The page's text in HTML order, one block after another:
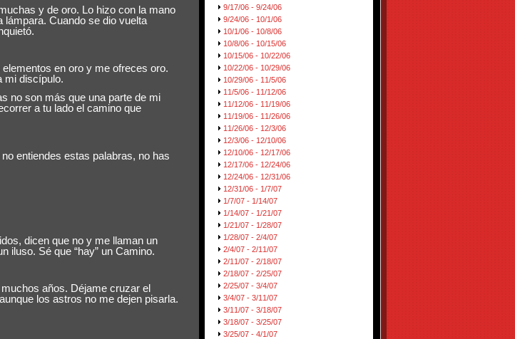
y de oro. Lo hizo con la mano
lámpara. Cuando se dio vuelta
en oro y me ofreces oro.
mi discípulo.
son más que una parte de mi
a tu lado el camino que
entiendes estas palabras, no has
dicen que no y me llaman un
iluso. Sé que “hay” un Camino.
años. Déjame cruzar el
los astros no me dejen pisarla.
9/17/06 - 9/24/06
9/24/06 - 10/1/06
10/1/06 - 10/8/06
10/8/06 - 10/15/06
10/15/06 - 10/22/06
10/22/06 - 10/29/06
10/29/06 - 11/5/06
11/5/06 - 11/12/06
11/12/06 - 11/19/06
11/19/06 - 11/26/06
11/26/06 - 12/3/06
12/3/06 - 12/10/06
12/10/06 - 12/17/06
12/17/06 - 12/24/06
12/24/06 - 12/31/06
12/31/06 - 1/7/07
1/7/07 - 1/14/07
1/14/07 - 1/21/07
1/21/07 - 1/28/07
1/28/07 - 2/4/07
2/4/07 - 2/11/07
2/11/07 - 2/18/07
2/18/07 - 2/25/07
2/25/07 - 3/4/07
3/4/07 - 3/11/07
3/11/07 - 3/18/07
3/18/07 - 3/25/07
3/25/07 - 4/1/07